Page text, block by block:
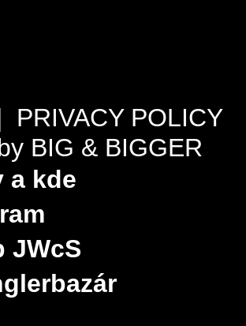
PRIVACY POLICY
BIG & BIGGER
a kde
JWcS